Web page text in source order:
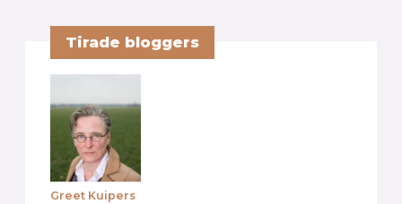
Tirade bloggers
Greet Kuipers